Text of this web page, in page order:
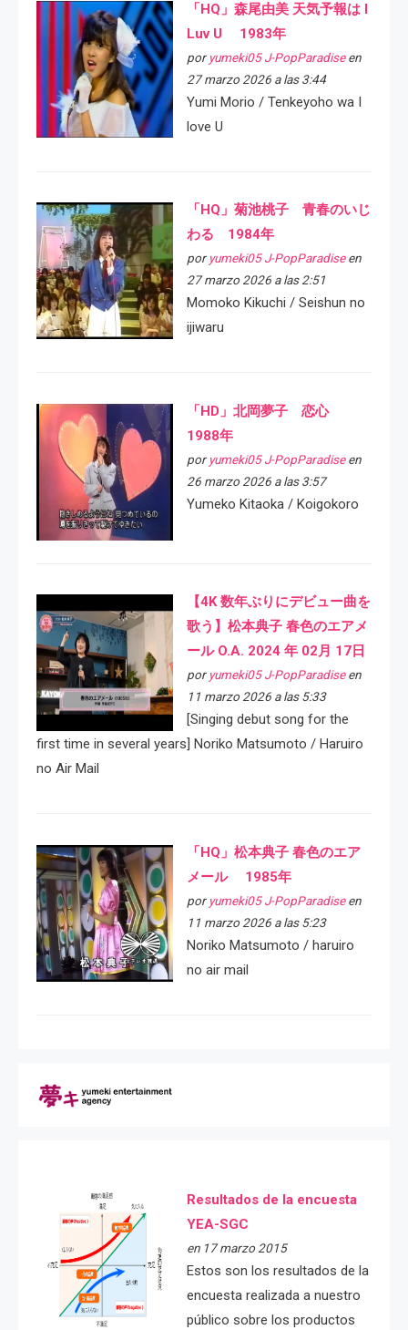
「HQ」森尾由美 天気予報は I
Luv U 1983年
por yumeki05 J-PopParadiseen
27 marzo 2026 a las 3:44
Yumi Morio / Tenkeyoho wa I
love U
「HQ」菊池桃子 青春のいじ
わる 1984年
por yumeki05 J-PopParadiseen
27 marzo 2026 a las 2:51
Momoko Kikuchi / Seishun no
ijiwaru
「HD」北岡夢子 恋心
1988年
por yumeki05 J-PopParadiseen
26 marzo 2026 a las 3:57
Yumeko Kitaoka / Koigokoro
【4K 数年ぶりにデビュー曲を
歌う】松本典子 春色のエアメ
ール O.A. 2024 年 02月 17日
por yumeki05 J-PopParadiseen
11 marzo 2026 a las 5:33
[Singing debut song for the
first time in several years] Noriko Matsumoto / Haruiro
no Air Mail
「HQ」松本典子 春色のエア
メール 1985年
por yumeki05 J-PopParadiseen
11 marzo 2026 a las 5:23
Noriko Matsumoto / haruiro
no air mail
Resultados de la encuesta
YEA-SGC
en 17 marzo 2015
Estos son los resultados de la
encuesta realizada a nuestro
público sobre los productos